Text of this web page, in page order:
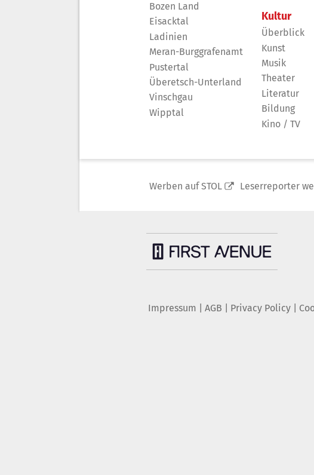
Bozen Land
Eisacktal
Ladinien
Meran-Burggrafenamt
Pustertal
Überetsch-Unterland
Vinschgau
Wipptal
Kultur
Überblick
Kunst
Musik
Theater
Literatur
Bildung
Kino / TV
Werben auf STOL Leserreporter
Impressum AGB Privacy Policy|